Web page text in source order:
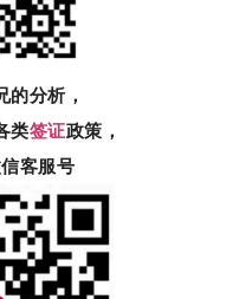
的分析，
类签证政策，
客服号